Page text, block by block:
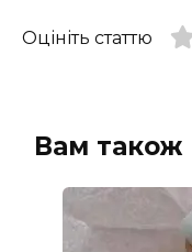
Оцініть статтю
Вам також